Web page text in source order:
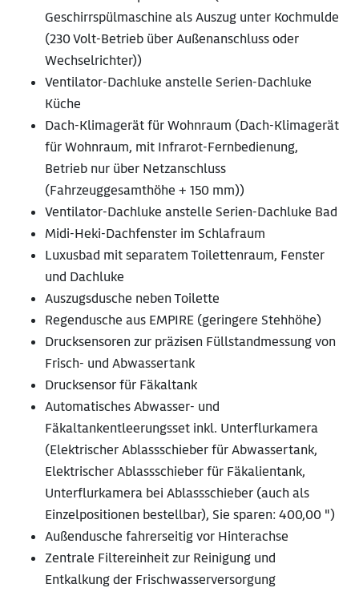
Geschirrspülmaschine als Auszug unter Kochmulde
(230 Volt-Betrieb über Außenanschluss oder
Wechselrichter))
Ventilator-Dachluke anstelle Serien-Dachluke
Küche
Dach-Klimagerät für Wohnraum (Dach-Klimagerät
für Wohnraum, mit Infrarot-Fernbedienung,
Betrieb nur über Netzanschluss
(Fahrzeuggesamthöhe + 150 mm))
Ventilator-Dachluke anstelle Serien-Dachluke Bad
Midi-Heki-Dachfenster im Schlafraum
Luxusbad mit separatem Toilettenraum, Fenster
und Dachluke
Auszugsdusche neben Toilette
Regendusche aus EMPIRE (geringere Stehhöhe)
Drucksensoren zur präzisen Füllstandmessung von
Frisch- und Abwassertank
Drucksensor für Fäkaltank
Automatisches Abwasser- und
Fäkaltankentleerungsset inkl. Unterflurkamera
(Elektrischer Ablassschieber für Abwassertank,
Elektrischer Ablassschieber für Fäkalientank,
Unterflurkamera bei Ablassschieber (auch als
Einzelpositionen bestellbar), Sie sparen: 400,00 ")
Außendusche fahrerseitig vor Hinterachse
Zentrale Filtereinheit zur Reinigung und
Entkalkung der Frischwasserversorgung